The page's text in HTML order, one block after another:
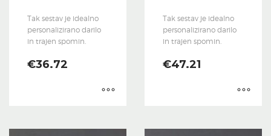
Tak sestav je idealno
personalizirano darilo
in trajen spomin.
€36.72
Tak sestav je idealno
personalizirano darilo
in trajen spomin.
€47.21